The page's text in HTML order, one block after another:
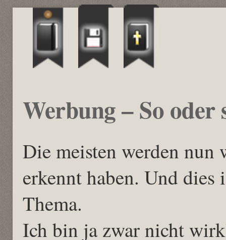
Werbung – So oder
Die meisten werden
erkennt haben. Und dies
Thema.
Ich bin ja zwar nicht